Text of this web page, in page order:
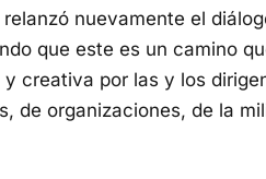
nuevamente el
que este es un camino
y creativa por las y los
de organizaciones, de la